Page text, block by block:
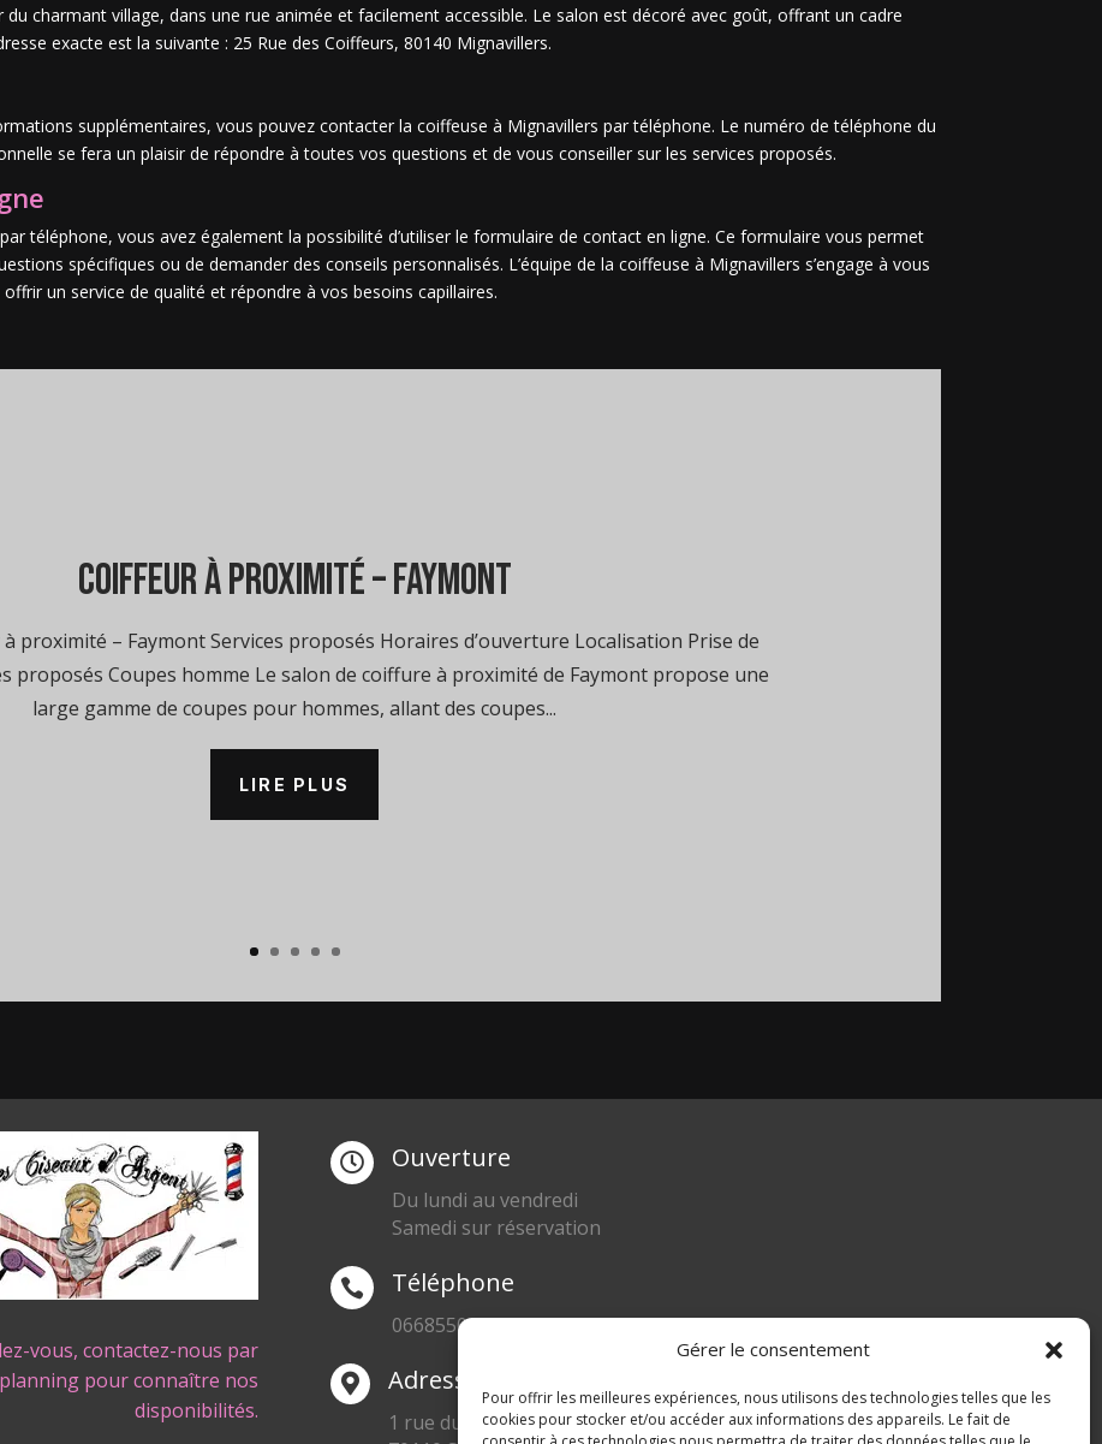
Gérer le consentement
Pour offrir les meilleures expériences, nous utilisons des technologies telles que les
cookies pour stocker et/ou accéder aux informations des appareils. Le fait de
charmant village, dans une rue animée et facilement accessible. Le salon est décoré avec goût, offrant un cadre
exacte est la suivante : 25 Rue des Coiffeurs, 80140 Mignavillers.
supplémentaires, vous pouvez contacter la coiffeuse à Mignavillers par téléphone. Le numéro de téléphone du
se fera un plaisir de répondre à toutes vos questions et de vous conseiller sur les services proposés.
téléphone, vous avez également la possibilité d’utiliser le formulaire de contact en ligne. Ce formulaire vous permet
spécifiques ou de demander des conseils personnalisés. L’équipe de la coiffeuse à Mignavillers s’engage à vous
un service de qualité et répondre à vos besoins capillaires.
coiffeur à proximité – Faymont
proximité – Faymont Services proposés Horaires d’ouverture Localisation Prise de
proposés Coupes homme Le salon de coiffure à proximité de Faymont propose une
large gamme de coupes pour hommes, allant des coupes...
LIRE PLUS
vous, contactez-nous par
pour connaître nos
disponibilités.
 Ouverture
Du lundi au vendredi
Samedi sur réservation
 Téléphone
0668550471
 Adresse
1 rue du Blanc Poirier